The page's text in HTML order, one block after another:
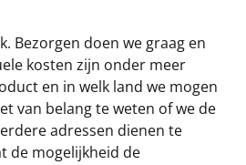
Bezorgen doen we graag en
kosten zijn onder meer
en in welk land we mogen
van belang te weten of we de
adressen dienen te
de mogelijkheid de